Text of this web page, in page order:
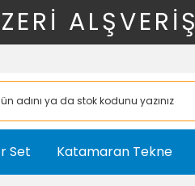
Set Katamaran Tekne